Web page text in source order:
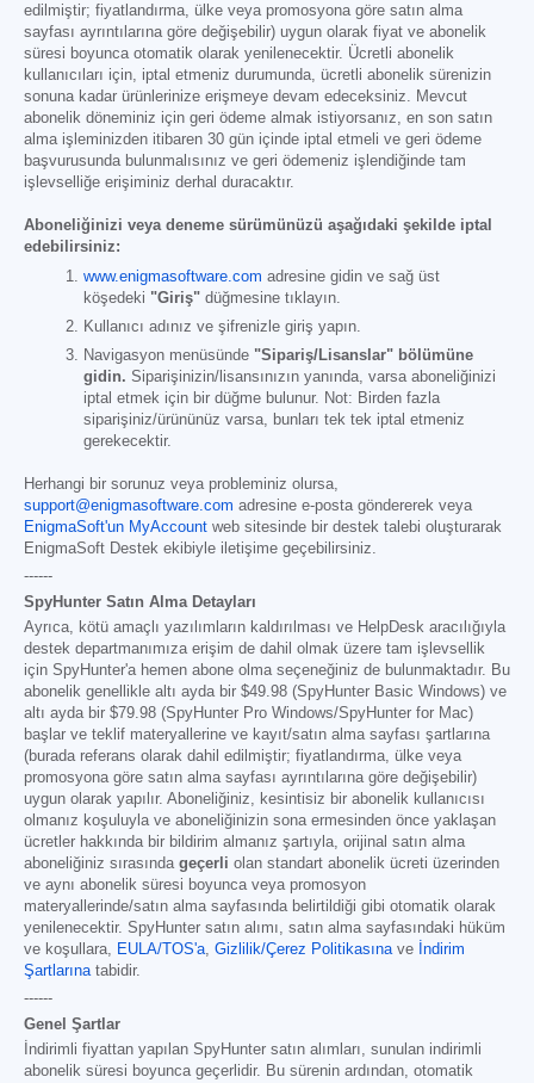
edilmiştir; fiyatlandırma, ülke veya promosyona göre satın alma
sayfası ayrıntılarına göre değişebilir) uygun olarak fiyat ve abonelik
süresi boyunca otomatik olarak yenilenecektir. Ücretli abonelik
kullanıcıları için, iptal etmeniz durumunda, ücretli abonelik sürenizin
sonuna kadar ürünlerinize erişmeye devam edeceksiniz. Mevcut
abonelik döneminiz için geri ödeme almak istiyorsanız, en son satın
alma işleminizden itibaren 30 gün içinde iptal etmeli ve geri ödeme
başvurusunda bulunmalısınız ve geri ödemeniz işlendiğinde tam
işlevselliğe erişiminiz derhal duracaktır.
Aboneliğinizi veya deneme sürümünüzü aşağıdaki şekilde iptal
edebilirsiniz:
www.enigmasoftware.com adresine gidin ve sağ üst
köşedeki "Giriş" düğmesine tıklayın.
Kullanıcı adınız ve şifrenizle giriş yapın.
Navigasyon menüsünde "Sipariş/Lisanslar" bölümüne
gidin. Siparişinizin/lisansınızın yanında, varsa aboneliğinizi
iptal etmek için bir düğme bulunur. Not: Birden fazla
siparişiniz/ürününüz varsa, bunları tek tek iptal etmeniz
gerekecektir.
Herhangi bir sorunuz veya probleminiz olursa,
support@enigmasoftware.com adresine e-posta göndererek veya
EnigmaSoft'un MyAccount web sitesinde bir destek talebi oluşturarak
EnigmaSoft Destek ekibiyle iletişime geçebilirsiniz.
------
SpyHunter Satın Alma Detayları
Ayrıca, kötü amaçlı yazılımların kaldırılması ve HelpDesk aracılığıyla
destek departmanımıza erişim de dahil olmak üzere tam işlevsellik
için SpyHunter'a hemen abone olma seçeneğiniz de bulunmaktadır. Bu
abonelik genellikle altı ayda bir $49.98 (SpyHunter Basic Windows) ve
altı ayda bir $79.98 (SpyHunter Pro Windows/SpyHunter for Mac)
başlar ve teklif materyallerine ve kayıt/satın alma sayfası şartlarına
(burada referans olarak dahil edilmiştir; fiyatlandırma, ülke veya
promosyona göre satın alma sayfası ayrıntılarına göre değişebilir)
uygun olarak yapılır. Aboneliğiniz, kesintisiz bir abonelik kullanıcısı
olmanız koşuluyla ve aboneliğinizin sona ermesinden önce yaklaşan
ücretler hakkında bir bildirim almanız şartıyla, orijinal satın alma
aboneliğiniz sırasında geçerli olan standart abonelik ücreti üzerinden
ve aynı abonelik süresi boyunca veya promosyon
materyallerinde/satın alma sayfasında belirtildiği gibi otomatik olarak
yenilenecektir. SpyHunter satın alımı, satın alma sayfasındaki hüküm
ve koşullara, EULA/TOS'a, Gizlilik/Çerez Politikasınave İndirim
Şartlarınatabidir.
------
Genel Şartlar
İndirimli fiyattan yapılan SpyHunter satın alımları, sunulan indirimli
abonelik süresi boyunca geçerlidir. Bu sürenin ardından, otomatik